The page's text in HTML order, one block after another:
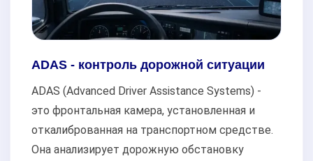
ADAS - контроль дорожной ситуации
ADAS (Advanced Driver Assistance Systems) -
это фронтальная камера, установленная и
откалиброванная на транспортном средстве.
Она анализирует дорожную обстановку